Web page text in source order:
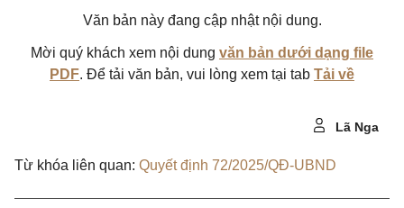
Văn bản này đang cập nhật nội dung.
Mời quý khách xem nội dung văn bản dưới dạng file
PDF. Để tải văn bản, vui lòng xem tại tab Tải về
Lã Nga
Từ khóa liên quan: Quyết định 72/2025/QĐ-UBND